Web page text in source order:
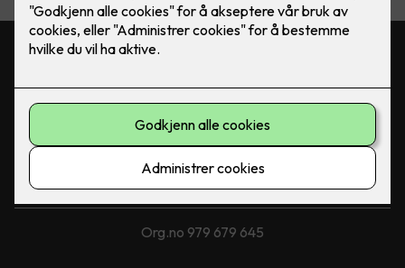
Kontakt oss
post@moi-elektro.no
Besøksadresse
Øyevollveien 8, 4460 Moi
Org.no 979 679 645